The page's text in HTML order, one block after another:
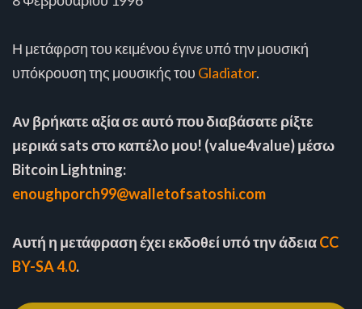
Η μετάφρση του κειμένου έγινε υπό την μουσική
υπόκρουση της μουσικής του Gladiator.
Αν βρήκατε αξία σε αυτό που διαβάσατε ρίξτε
μερικά sats στο καπέλο μου! (value4value) μέσω
Bitcoin Lightning:
enoughporch99@walletofsatoshi.com
Αυτή η μετάφραση έχει εκδοθεί υπό την άδειαCC
BY-SA 4.0.